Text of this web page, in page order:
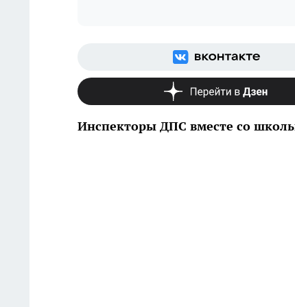
Инспекторы ДПС вместе со